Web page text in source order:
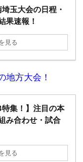
玉大会の日程・
果速報！
見る
方大会！
特集！】注目の本
み合わせ・試合
見る